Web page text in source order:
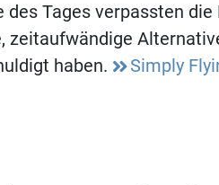
Tages verpassten die
zeitaufwändige
haben.
Simply